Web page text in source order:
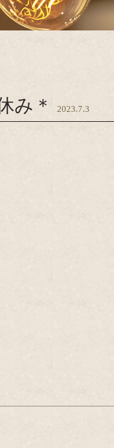
み＊ 2023.7.3